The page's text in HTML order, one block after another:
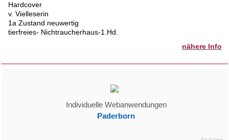
Hardcover
v. Vielleserin
1a Zustand neuwertig
tierfreies- Nichtraucherhaus-1.Hd.
nähere Info
Individuelle Webanwendungen
Paderborn